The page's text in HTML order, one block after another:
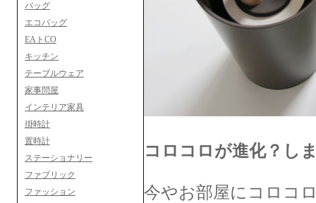
バッグ
エコバッグ
EAトCO
キッチン
テーブルウェア
家事問屋
インテリア家具
掛時計
置時計
ステーショナリー
ファブリック
ファッション
コロコロが進化？し
今やお部屋にコロコ